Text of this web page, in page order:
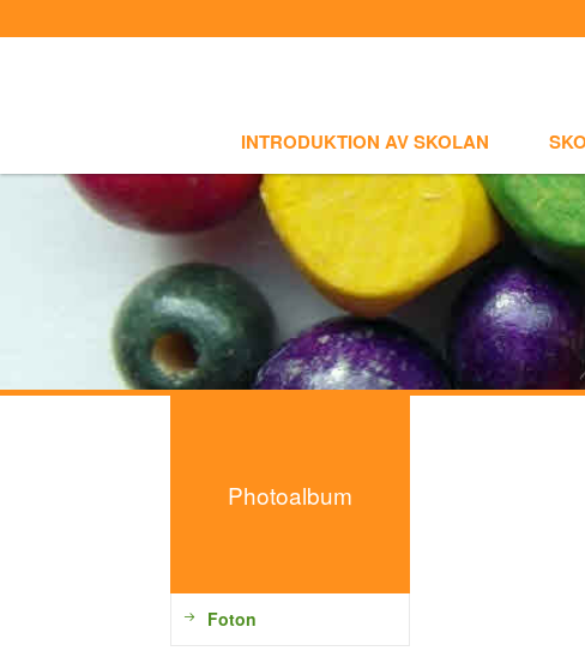
INTRODUKTION AV SKOLAN
Photoalbum
Foton
Skolinfo
Lärarinfo